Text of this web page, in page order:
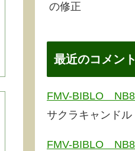
の修正
最近のコメント
FMV-BIBLO
サクラキャンドル
FMV-BIBLO